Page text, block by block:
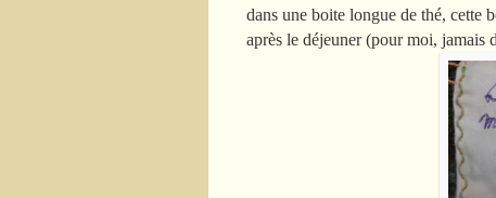
dans une boite longue de thé, cette
après le déjeuner (pour moi, jamais